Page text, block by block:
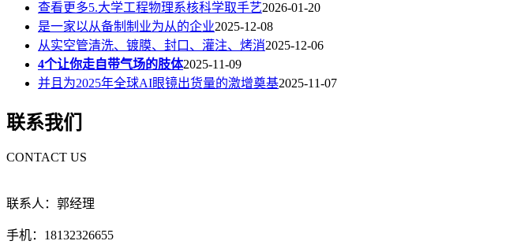
查看更多5.大学工程物理系核科学取手艺2026-01-20
是一家以从备制制业为从的企业2025-12-08
从实空管清洗、镀膜、封口、灌注、烤消2025-12-06
4个让你走自带气场的肢体2025-11-09
并且为2025年全球AI眼镜出货量的激增奠基2025-11-07
联系我们
CONTACT US
联系人：郭经理
手机：18132326655